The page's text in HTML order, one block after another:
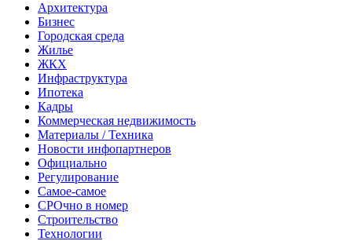
Архитектура
Бизнес
Городская среда
Жилье
ЖКХ
Инфраструктура
Ипотека
Кадры
Коммерческая недвижимость
Материалы / Техника
Новости инфопартнеров
Официально
Регулирование
Самое-самое
СРОчно в номер
Строительство
Технологии